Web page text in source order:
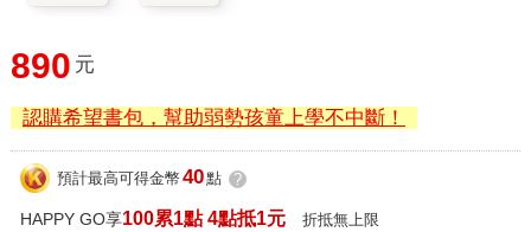
890 元
認購希望書包，幫助弱勢孩童上學不中斷！
預計最高可得金幣 40點 ?
HAPPY GO享100累1點 4點抵1元 折抵無上限